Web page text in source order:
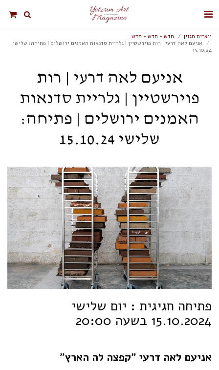
יוצרים מגזין
חדש - חדש - חדש
אניעם לאה דרעי | רות פוירשטיין | גלריית סדנאות האמנים ירושלים | פתיחה: שלישי
15.10.24
אניעם לאה דרעי | רות
פוירשטיין | גלריית סדנאות
האמנים ירושלים | פתיחה:
שלישי 15.10.24
פתיחה חגיגית : יום שלישי
15.10.2024 בשעה 20:00
אניעם לאה דרעי "קפצה לה הארץ"